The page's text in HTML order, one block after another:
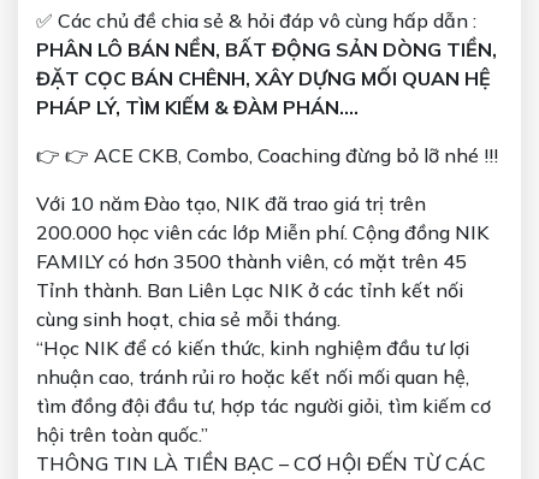
✅ Các chủ đề chia sẻ & hỏi đáp vô cùng hấp dẫn :
PHÂN LÔ BÁN NỀN, BẤT ĐỘNG SẢN DÒNG TIỀN,
ĐẶT CỌC BÁN CHÊNH, XÂY DỰNG MỐI QUAN HỆ
PHÁP LÝ, TÌM KIẾM & ĐÀM PHÁN….
👉 👉 ACE CKB, Combo, Coaching đừng bỏ lỡ nhé !!!
Với 10 năm Đào tạo, NIK đã trao giá trị trên
200.000 học viên các lớp Miễn phí. Cộng đồng NIK
FAMILY có hơn 3500 thành viên, có mặt trên 45
Tỉnh thành. Ban Liên Lạc NIK ở các tỉnh kết nối
cùng sinh hoạt, chia sẻ mỗi tháng.
“Học NIK để có kiến thức, kinh nghiệm đầu tư lợi
nhuận cao, tránh rủi ro hoặc kết nối mối quan hệ,
tìm đồng đội đầu tư, hợp tác người giỏi, tìm kiếm cơ
hội trên toàn quốc.”
THÔNG TIN LÀ TIỀN BẠC – CƠ HỘI ĐẾN TỪ CÁC